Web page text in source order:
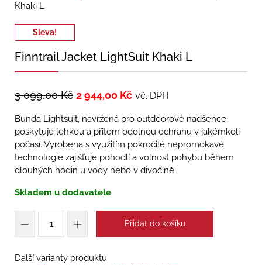
Khaki L
Sleva!
Finntrail Jacket LightSuit Khaki L
3 099,00Kč 2 944,00 Kč vč. DPH
Bunda Lightsuit, navržená pro outdoorové nadšence,
poskytuje lehkou a přitom odolnou ochranu v jakémkoli
počasí. Vyrobena s využitím pokročilé nepromokavé
technologie zajišťuje pohodlí a volnost pohybu během
dlouhých hodin u vody nebo v divočině.
Skladem u dodavatele
Přidat do košíku
Další varianty produktu